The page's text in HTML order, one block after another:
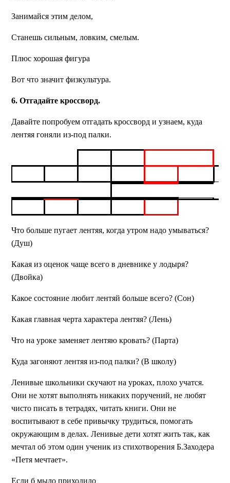
Занимайся этим делом,
Станешь сильным, ловким, смелым.
Плюс хорошая фигура
Вот что значит физкультура.
6. Отгадайте кроссворд.
Давайте попробуем отгадать кроссворд и узнаем, куда
лентяя гоняли из-под палки.
Что больше пугает лентяя, когда утром надо умываться?
(Душ)
Какая из оценок чаще всего в дневнике у лодыря?
(Двойка)
Какое состояние любит лентяй больше всего? (Сон)
Какая главная черта характера лентяя? (Лень)
Что на уроке заменяет лентяю кровать? (Парта)
Куда загоняют лентяя из-под палки? (В школу)
Ленивые школьники скучают на уроках, плохо учатся.
Они не хотят выполнять никаких поручений, не любят
чисто писать в тетрадях, читать книги. Они не
воспитывают в себе привычку трудиться, помогать
окружающим в делах. Ленивые дети хотят жить так, как
мечтал об этом один ученик из стихотворения Б.Заходера
«Петя мечтает».
Если б мыло приходило